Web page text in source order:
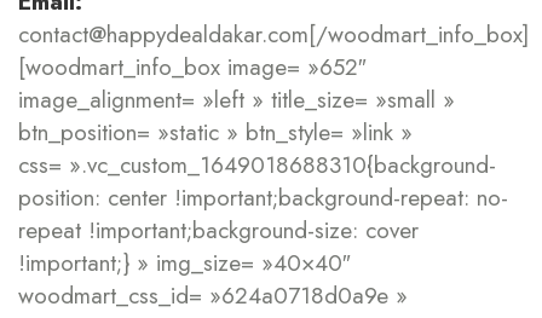
contact@happydealdakar.com[/woodmart_info_box]
[woodmart_info_box image= »652″
image_alignment= »left » title_size= »small »
btn_position= »static » btn_style= »link »
css= ».vc_custom_1649018688310{background-
position: center !important;background-repeat: no-
repeat !important;background-size: cover
!important;} » img_size= »40×40″
woodmart_css_id= »624a0718d0a9e »